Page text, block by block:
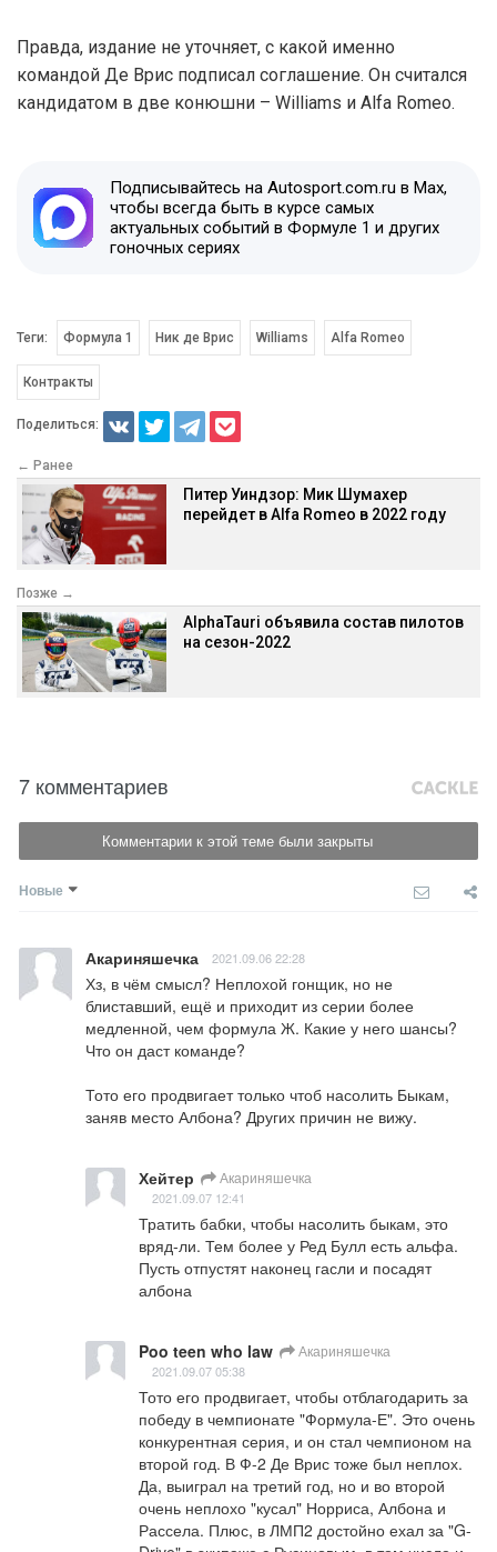
Правда, издание не уточняет, с какой именно
командой Де Врис подписал соглашение. Он считался
кандидатом в две конюшни – Williams и Alfa Romeo.
Подписывайтесь на Autosport.com.ru в Max,
чтобы всегда быть в курсе самых
актуальных событий в Формуле 1 и других
гоночных сериях
Теги: Формула 1 Ник де Врис Williams Alfa Romeo
Контракты
Поделиться:
← Ранее
Питер Уиндзор: Мик Шумахер
перейдет в Alfa Romeo в 2022 году
Позже →
AlphaTauri объявила состав пилотов
на сезон-2022
7 комментариев
Комментарии к этой теме были закрыты
Новые
Акариняшечка 2021.09.06 22:28
Хз, в чём смысл? Неплохой гонщик, но не
блиставший, ещё и приходит из серии более
медленной, чем формула Ж. Какие у него шансы?
Что он даст команде?
Тото его продвигает только чтоб насолить Быкам,
заняв место Албона? Других причин не вижу.
Хейтер Акариняшечка
2021.09.07 12:41
Тратить бабки, чтобы насолить быкам, это
вряд-ли. Тем более у Ред Булл есть альфа.
Пусть отпустят наконец гасли и посадят
албона
Poo teen who law Акариняшечка
2021.09.07 05:38
Тото его продвигает, чтобы отблагодарить за
победу в чемпионате "Формула-Е". Это очень
конкурентная серия, и он стал чемпионом на
второй год. В Ф-2 Де Врис тоже был неплох.
Да, выиграл на третий год, но и во второй
очень неплохо "кусал" Норриса, Албона и
Рассела. Плюс, в ЛМП2 достойно ехал за "G-